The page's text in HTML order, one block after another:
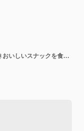
色とりどりのポップコーンを9ついただきおいしいスナックを食べました